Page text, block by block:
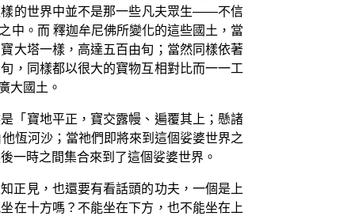
樣的世界中並不是那一些凡夫眾生——不信
中。而 釋迦牟尼佛所變化的這些國土，當
大塔一樣，高達五百由旬；當然同樣依著
，同樣都以很大的寶物互相對比而一一工
大國土。
「寶地平正，寶交露幔、遍覆其上；懸諸
恆河沙；當祂們即將來到這個娑婆世界之
一時之間集合來到了這個娑婆世界。
正見，也還要有看話頭的功夫，一個是上
在十方嗎？不能坐在下方，也不能坐在上